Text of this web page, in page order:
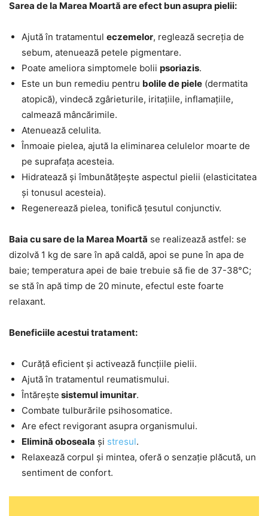
Sarea de la Marea Moartă are efect bun asupra pielii:
Ajută în tratamentul eczemelor, reglează secreția de
sebum, atenuează petele pigmentare.
Poate ameliora simptomele bolii psoriazis.
Este un bun remediu pentru bolile de piele (dermatita
atopică), vindecă zgârieturile, iritațiile, inflamațiile,
calmează mâncărimile.
Atenuează celulita.
Înmoaie pielea, ajută la eliminarea celulelor moarte de
pe suprafața acesteia.
Hidratează și îmbunătățește aspectul pielii (elasticitatea
și tonusul acesteia).
Regenerează pielea, tonifică țesutul conjunctiv.
Baia cu sare de la Marea Moartă se realizează astfel: se
dizolvă 1 kg de sare în apă caldă, apoi se pune în apa de
baie; temperatura apei de baie trebuie să fie de 37-38°C;
se stă în apă timp de 20 minute, efectul este foarte
relaxant.
Beneficiile acestui tratament:
Curăță eficient și activează funcțiile pielii.
Ajută în tratamentul reumatismului.
Întărește sistemul imunitar.
Combate tulburările psihosomatice.
Are efect revigorant asupra organismului.
Elimină oboseala și stresul.
Relaxează corpul și mintea, oferă o senzație plăcută, un
sentiment de confort.